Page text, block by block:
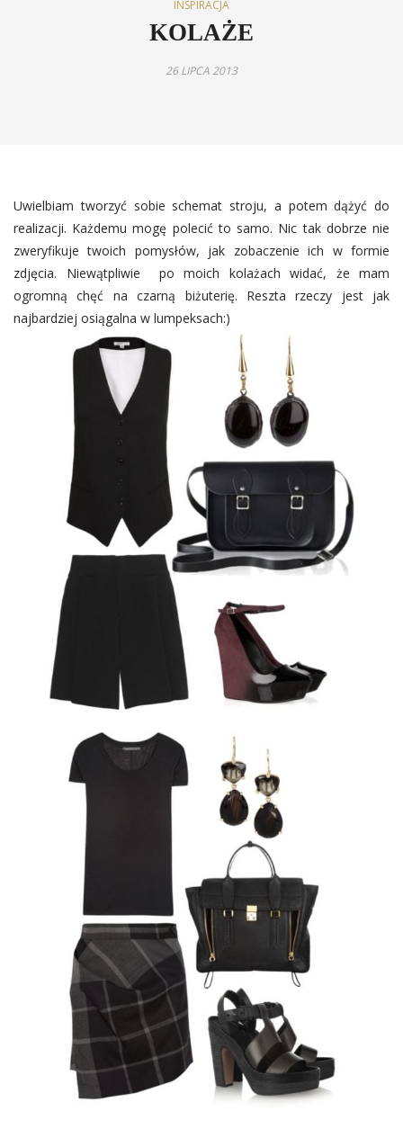
INSPIRACJA
KOLAŻE
26 LIPCA 2013
Uwielbiam tworzyć sobie schemat stroju, a potem dążyć do
realizacji. Każdemu mogę polecić to samo. Nic tak dobrze nie
zweryfikuje twoich pomysłów, jak zobaczenie ich w formie
zdjęcia. Niewątpliwie po moich kolażach widać, że mam
ogromną chęć na czarną biżuterię. Reszta rzeczy jest jak
najbardziej osiągalna w lumpeksach:)